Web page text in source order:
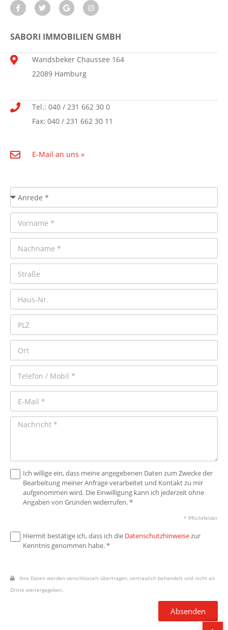
SABORI IMMOBILIEN GMBH
Wandsbeker Chaussee 164
22089 Hamburg
Tel.: 040 / 231 662 30 0
Fax: 040 / 231 662 30 11
E-Mail an uns »
Ich willige ein, dass meine angegebenen Daten zum Zwecke der
Bearbeitung meiner Anfrage verarbeitet und Kontakt zu mir
aufgenommen wird. Die Einwilligung kann ich jederzeit ohne
Angaben von Gründen widerrufen. *
* Pflichtfelder
Hiermit bestätige ich, dass ich die Datenschutzhinweisezur
Kenntnis genommen habe. *
Ihre Daten werden verschlüsselt übertragen, vertraulich behandelt und nicht an
Dritte weitergegeben.
Absenden